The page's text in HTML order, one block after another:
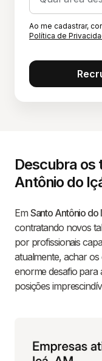
Ao me cadastrar,
Política de
Descubra os
Antônio do
Em Santo Antônio do
contratando novos
por profissionais
atualmente, achar
enorme desafio para
posições